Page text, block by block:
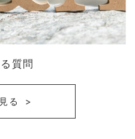
質問
る